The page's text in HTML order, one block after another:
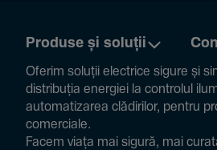
Produse și soluții
Oferim soluții electrice sigure și
distribuția energiei la controlul
auto­ma­ti­zarea clădi­rilor, pentru
comer­ciale.
Facem viața mai sigură, mai